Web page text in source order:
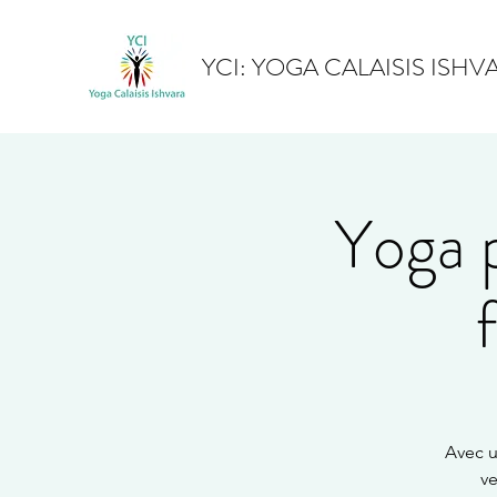
YCI: YOGA CALAISIS
Yoga
Avec